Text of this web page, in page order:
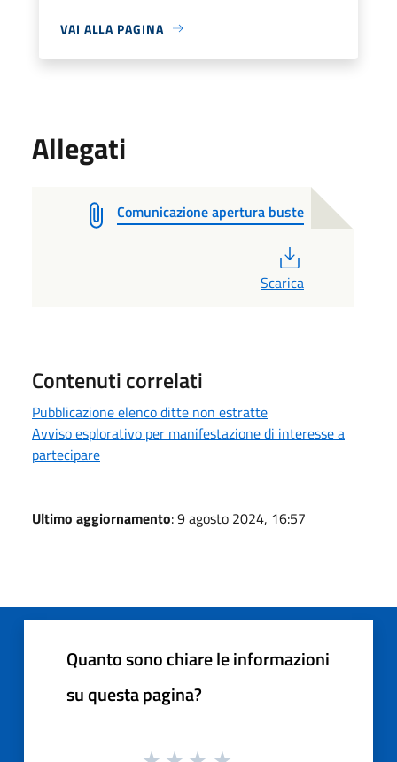
VAI ALLA PAGINA
Allegati
Comunicazione apertura buste
Scarica
Contenuti correlati
Pubblicazione elenco ditte non estratte
Avviso esplorativo per manifestazione di interesse a
partecipare
Ultimo aggiornamento: 9 agosto 2024, 16:57
Quanto sono chiare le informazioni
su questa pagina?